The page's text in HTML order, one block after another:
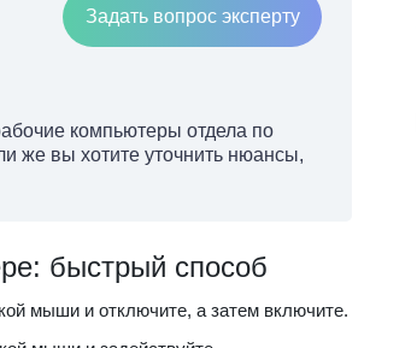
Задать вопрос эксперту
компьютеры отдела по
же вы хотите уточнить нюансы,
быстрый способ
мыши и отключите, а затем включите.